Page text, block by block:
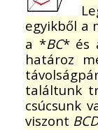
egyikből a
a *BC* és
határoz
találtunk
csúcsunk
viszont